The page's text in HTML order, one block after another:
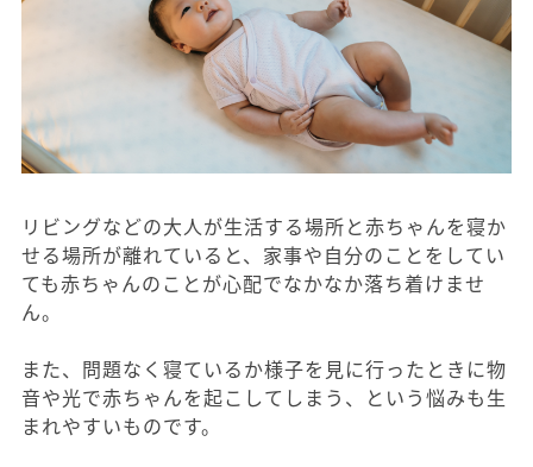
リビングなどの大人が生活する場所と赤ちゃんを寝か
せる場所が離れていると、家事や自分のことをしてい
ても赤ちゃんのことが心配でなかなか落ち着けませ
ん。
また、問題なく寝ているか様子を見に行ったときに物
音や光で赤ちゃんを起こしてしまう、という悩みも生
まれやすいものです。